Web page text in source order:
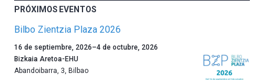
PRÓXIMOS EVENTOS
Bilbo Zientzia Plaza 2026
Un
año
más,
16 de septiembre, 2026–4 de octubre, 2026
Bizkaia Aretoa-EHU
Abandoibarra, 3, Bilbao